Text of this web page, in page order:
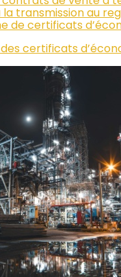
transmission au
de certificats
certificats